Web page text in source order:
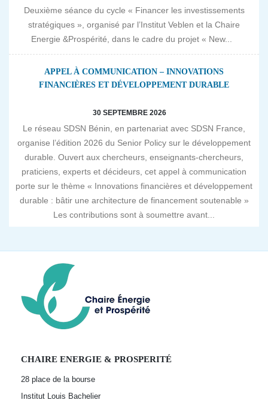
Deuxième séance du cycle « Financer les investissements
stratégiques », organisé par l’Institut Veblen et la Chaire
Energie &Prospérité, dans le cadre du projet « New...
APPEL À COMMUNICATION – INNOVATIONS
FINANCIÈRES ET DÉVELOPPEMENT DURABLE
30 SEPTEMBRE 2026
Le réseau SDSN Bénin, en partenariat avec SDSN France,
organise l’édition 2026 du Senior Policy sur le développement
durable. Ouvert aux chercheurs, enseignants-chercheurs,
praticiens, experts et décideurs, cet appel à communication
porte sur le thème « Innovations financières et développement
durable : bâtir une architecture de financement soutenable »
Les contributions sont à soumettre avant...
CHAIRE ENERGIE & PROSPERITÉ
28 place de la bourse
Institut Louis Bachelier